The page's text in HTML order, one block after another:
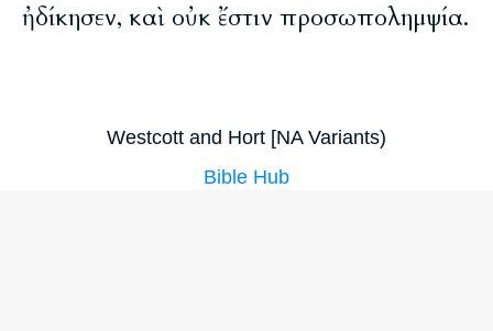
ἠδίκησεν, καὶ οὐκ ἔστιν προσωπολημψία.
Westcott and Hort [NA Variants)
Bible Hub